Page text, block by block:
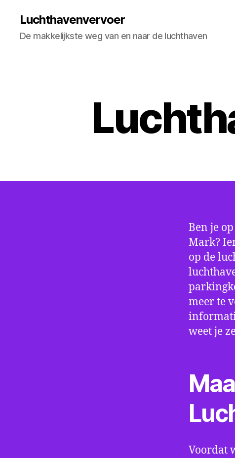
Luchthavenvervoer
De makkelijkste weg van en naar de luchthaven
Ben je
Mark?
op de
meer te
weet je
Voordat